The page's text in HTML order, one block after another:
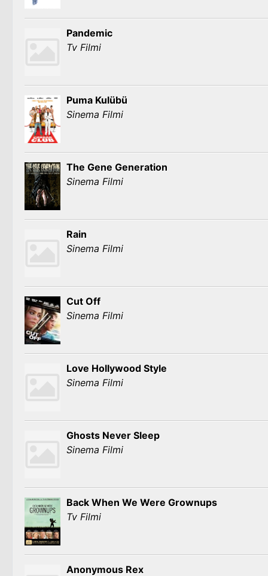
Pandemic
Tv Filmi
Puma Kulübü
Sinema Filmi
The Gene Generation
Sinema Filmi
Rain
Sinema Filmi
Cut Off
Sinema Filmi
Love Hollywood Style
Sinema Filmi
Ghosts Never Sleep
Sinema Filmi
Back When We Were Grownups
Tv Filmi
Anonymous Rex